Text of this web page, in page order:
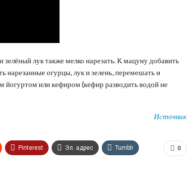
лук также мелко нарезать. К мацуну добавить
нарезанные огурцы, лук и зелень, перемешать и
или кефиром (кефир разводить водой не
Источник
0
Pinterest Эл. адрес Tumblr